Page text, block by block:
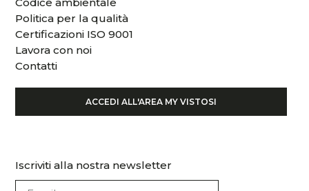
Politica per la qualità
Certificazioni ISO 9001
Lavora con noi
Contatti
ACCEDI ALL'AREA MY VISTOSI
Iscriviti alla nostra newsletter